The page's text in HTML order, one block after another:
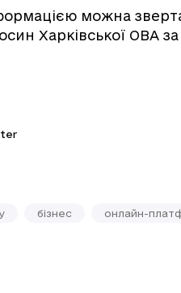
можна
Харківської ОВА
бізнес онлайн-